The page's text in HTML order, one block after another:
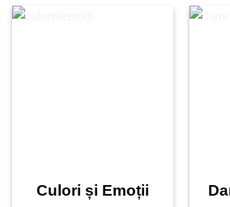
Culori și Emoții